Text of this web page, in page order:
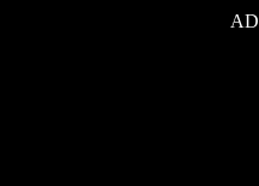
AD